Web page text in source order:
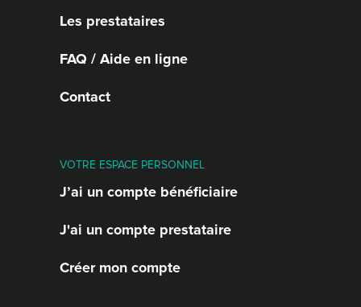
Les prestataires
FAQ / Aide en ligne
Contact
VOTRE ESPACE PERSONNEL
J’ai un compte bénéficiaire
J'ai un compte prestataire
Créer mon compte